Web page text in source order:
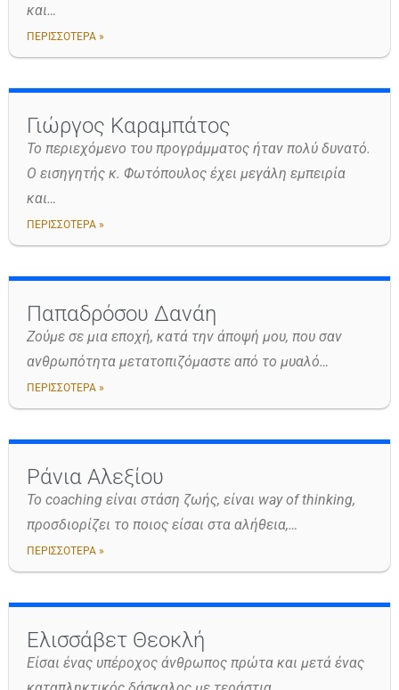
και…
ΠΕΡΙΣΣΟΤΕΡΑ »
Γιώργος Καραμπάτος
Το περιεχόμενο του προγράμματος ήταν πολύ δυνατό.
Ο εισηγητής κ. Φωτόπουλος έχει μεγάλη εμπειρία
και…
ΠΕΡΙΣΣΟΤΕΡΑ »
Παπαδρόσου Δανάη
Ζούμε σε μια εποχή, κατά την άποψή μου, που σαν
ανθρωπότητα μετατοπιζόμαστε από το μυαλό…
ΠΕΡΙΣΣΟΤΕΡΑ »
Ράνια Αλεξίου
Το coaching είναι στάση ζωής, είναι way of thinking,
προσδιορίζει το ποιος είσαι στα αλήθεια,…
ΠΕΡΙΣΣΟΤΕΡΑ »
Ελισσάβετ Θεοκλή
Είσαι ένας υπέροχος άνθρωπος πρώτα και μετά ένας